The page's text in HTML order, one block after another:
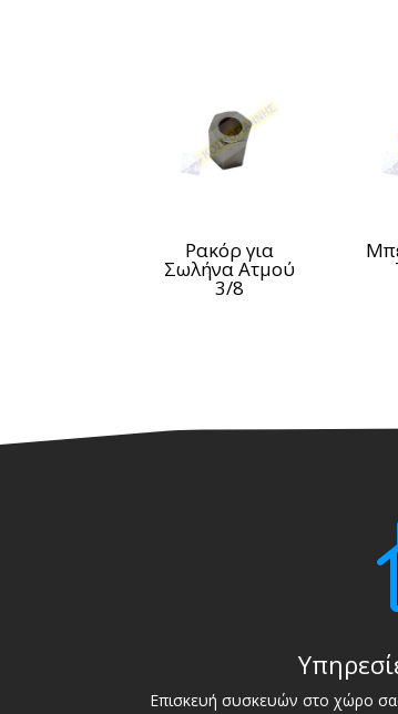
Ρακόρ για
Σωλήνα Ατμού
3/8
Επισκευή συσκευών στο χώρο